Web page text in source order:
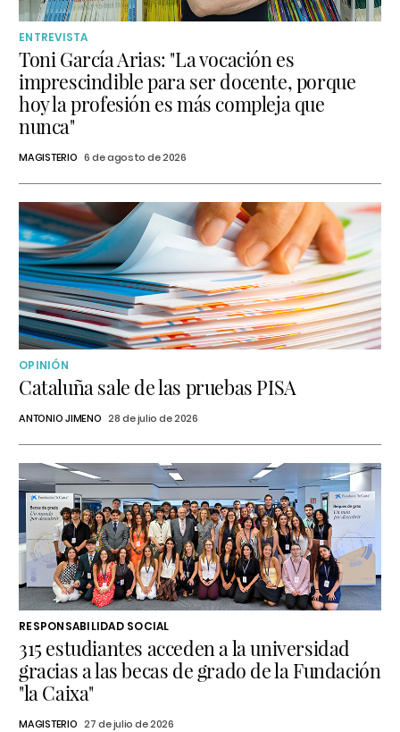
ENTREVISTA
Toni García Arias: "La vocación es
imprescindible para ser docente, porque
hoy la profesión es más compleja que
nunca"
MAGISTERIO 6 de agosto de 2026
OPINIÓN
Cataluña sale de las pruebas PISA
ANTONIO JIMENO 28 de julio de 2026
RESPONSABILIDAD SOCIAL
315 estudiantes acceden a la universidad
gracias a las becas de grado de la Fundación
"la Caixa"
MAGISTERIO 27 de julio de 2026